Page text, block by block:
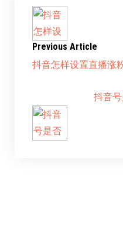
Previous Article
抖音怎样设置直播涨
抖音